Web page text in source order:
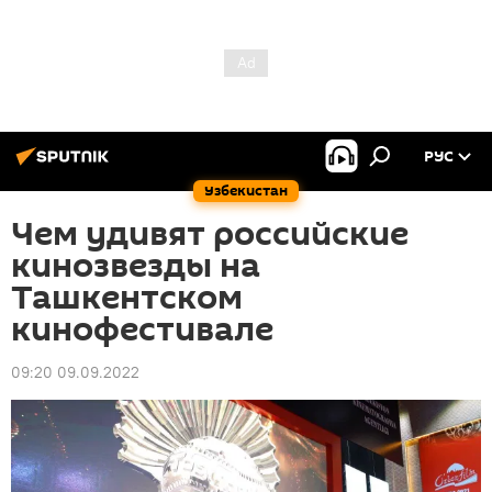
Узбекистан
РУС
Чем удивят российские
кинозвезды на
Ташкентском
кинофестивале
09:20 09.09.2022